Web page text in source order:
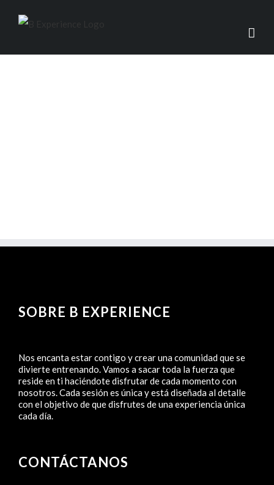
SOBRE B EXPERIENCE
Nos encanta estar contigo y crear una comunidad que se
divierte entrenando. Vamos a sacar toda la fuerza que
reside en ti haciéndote disfrutar de cada momento con
nosotros. Cada sesión es única y está diseñada al detalle
con el objetivo de que disfrutes de una experiencia única
cada día.
CONTÁCTANOS